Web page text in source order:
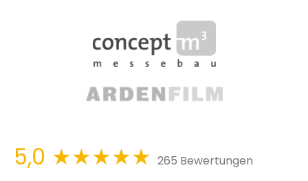
5,0 ★★★★★ 265 Bewertungen